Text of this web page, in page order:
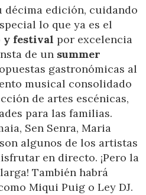
décima edición, cuidando
lo que ya es el
y festival por excelencia
de un summer
gastronómicas al
musical consolidado
de artes escénicas,
para las familias.
Sen Senra, Maria
algunos de los artistas
en directo. ¡Pero la
También habrá
Miqui Puig o Ley DJ.
products.
information about the
of the user through the
browsing habits. Thanks to
habits on the website and
the user's browsing profile.